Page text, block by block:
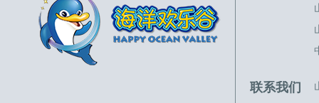
联系我们